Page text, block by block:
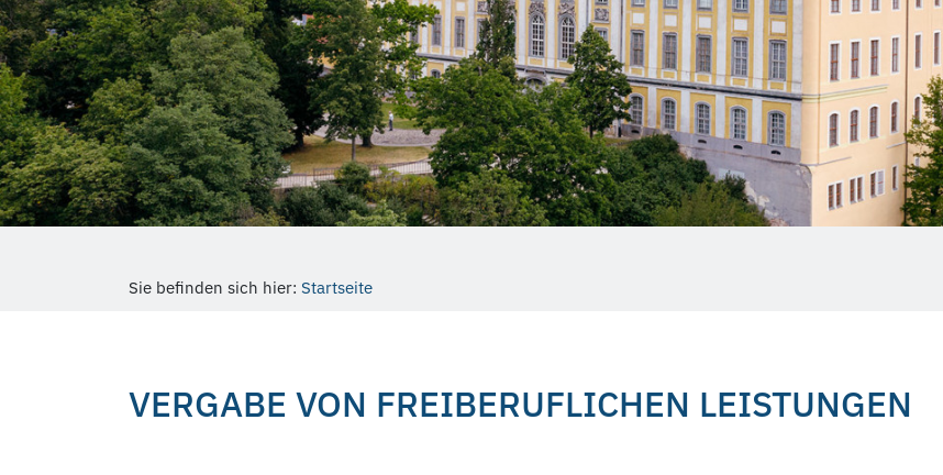
Sie befinden sich hier: Startseite
VERGABE VON FREIBERUFLICHEN LEISTUNGEN